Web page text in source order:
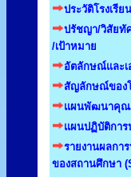
ประวัติโรงเรียน
ปรัชญา/วิสัยทั
/เป้าหมาย
อัตลักษณ์และ
สัญลักษณ์ของโ
แผนพัฒนาคุณ
แผนปฏิบัติการ
รายงานผลกา
ของสถานศึกษา